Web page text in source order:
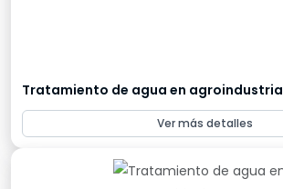
Tratamiento de agua en agroindustria
Ver más detalles